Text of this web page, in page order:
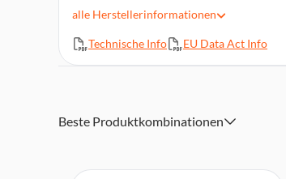
250-Blatt Papierkassette, 35 Blatt ADF
6,7 cm LCD-Touchscreen
Kurzanleitungen
alle Herstellerinformationen
Technische Info EU Data Act Info
Beste Produktkombinationen